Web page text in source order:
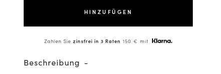
HINZUFÜGEN
Zahlen Siezinsfrei in 3 Raten 150 € mit
Beschreibung